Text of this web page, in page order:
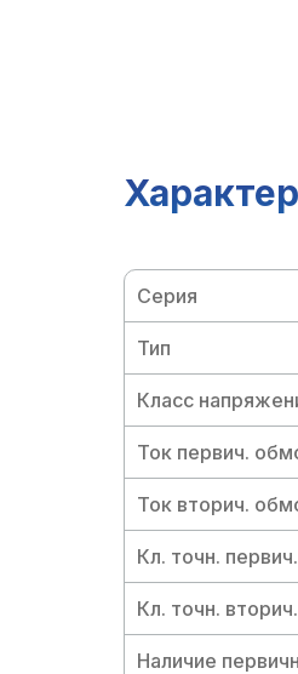
Серия
Тип
Класс
Ток первич.
Ток вторич.
Кл. точн.
Кл. точн.
Наличие